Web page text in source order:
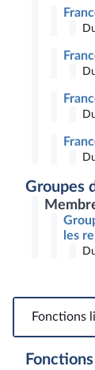
Groupes
les
Fonctions